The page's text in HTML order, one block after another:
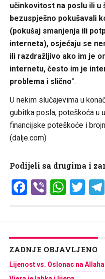
učinkovitost na poslu ili
bezuspješno pokušavali
(pokušaj smanjenja ili
interneta), osjećaju se
ili razdražljivo ako im je
internetu, često im je
problema i slično”.
U nekim slučajevima u
gubitka posla, poteškoća u
financijske poteškoće i
(dalje.com)
Podijeli sa drugima i
Facebook
Viber
ZADNJE OBJAVLJENO
Lijenost vs. Oslonac na Allaha